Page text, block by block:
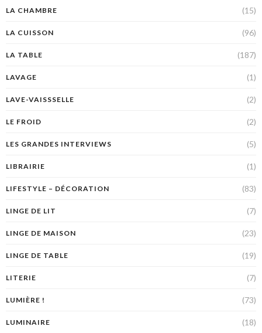
LA CHAMBRE (15)
LA CUISSON (96)
LA TABLE (187)
LAVAGE (1)
LAVE-VAISSSELLE (2)
LE FROID (2)
LES GRANDES INTERVIEWS (5)
LIBRAIRIE (1)
LIFESTYLE – DÉCORATION (83)
LINGE DE LIT (7)
LINGE DE MAISON (23)
LINGE DE TABLE (19)
LITERIE (7)
LUMIÈRE ! (73)
LUMINAIRE (18)